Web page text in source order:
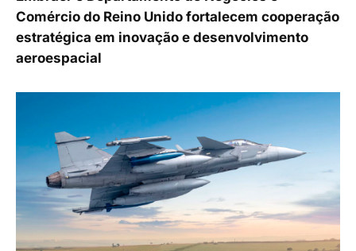
Comércio do Reino Unido fortalecem cooperação
estratégica em inovação e desenvolvimento
aeroespacial